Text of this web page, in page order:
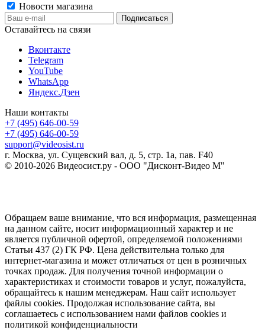
Новости магазина
Оставайтесь на связи
Вконтакте
Telegram
YouTube
WhatsApp
Яндекс.Дзен
Наши контакты
+7 (495) 646-00-59
+7 (495) 646-00-59
support@videosist.ru
г. Москва, ул. Сущевский вал, д. 5, стр. 1а, пав. F40
© 2010-2026 Видеосист.ру - ООО "Дисконт-Видео М"
Обращаем ваше внимание, что вся информация, размещенная
на данном сайте, носит информационный характер и не
является публичной офертой, определяемой положениями
Статьи 437 (2) ГК РФ. Цена действительна только для
интернет-магазина и может отличаться от цен в розничных
точках продаж. Для получения точной информации о
характеристиках и стоимости товаров и услуг, пожалуйста,
обращайтесь к нашим менеджерам. Наш сайт использует
файлы cookies. Продолжая использование сайта, вы
соглашаетесь с использованием нами файлов cookies и
политикой конфиденциальности